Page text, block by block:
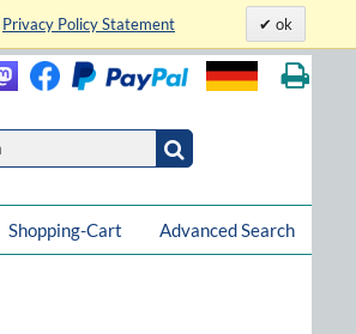
Privacy Policy Statement ok
Advanced Search
Shopping-Cart